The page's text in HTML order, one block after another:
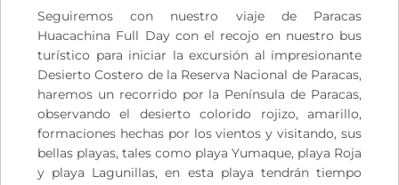
Seguiremos con nuestro viaje de Paracas
Huacachina Full Day con el recojo en nuestro bus
turístico para iniciar la excursión al impresionante
Desierto Costero de la Reserva Nacional de Paracas,
haremos un recorrido por la Península de Paracas,
observando el desierto colorido rojizo, amarillo,
formaciones hechas por los vientos y visitando, sus
bellas playas, tales como playa Yumaque, playa Roja
y playa Lagunillas, en esta playa tendrán tiempo